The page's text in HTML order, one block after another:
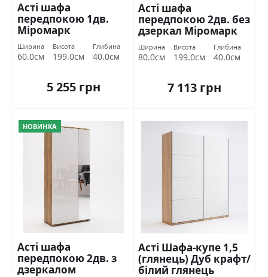
Асті шафа
передпокою 1дв.
Міромарк
Ширина
60.0см
Висота
199.0см
Глибина
40.0см
5 255 грн
Асті шафа
передпокою 2дв. без
дзеркал Міромарк
Ширина
80.0см
Висота
199.0см
Глибина
40.0см
7 113 грн
НОВИНКА
Асті шафа
передпокою 2дв. з
дзеркалом
Асті Шафа-купе 1,5
(глянець) Дуб крафт/
білий глянець